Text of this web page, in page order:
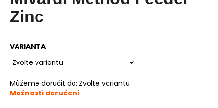
0,0
z
Zinc
VARIANTA
Můžeme doručit do: Zvolte variantu
Možnosti doručení
a
j
t
?